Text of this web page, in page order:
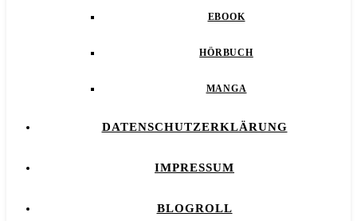
EBOOK
HÖRBUCH
MANGA
DATENSCHUTZERKLÄRUNG
IMPRESSUM
BLOGROLL